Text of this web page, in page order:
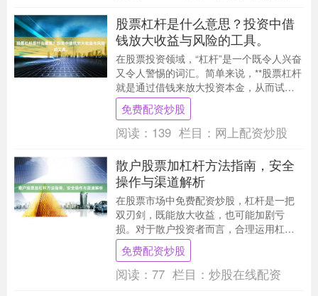
股票杠杆是什么意思？投资中借
钱放大收益与风险的工具。
在股票投资领域，“杠杆”是一个既令人兴奋
又令人警惕的词汇。简单来说，**股票杠杆
就是通过借钱来放大投资本金，从而试图
获取更高收益的工具**。它如同一把双刃
剑，既....
免费配资炒股
阅读： 139 栏目： 网上配资炒股
散户股票加杠杆方法指南，安全
操作与渠道解析
在股票市场中免费配资炒股，杠杆是一把
双刃剑，既能放大收益，也可能加剧亏
损。对于散户投资者而言，合理运用杠杆
工具可以提升资金效率，但必须建立在充
分了解和严格控制风....
免费配资炒股
阅读： 77 栏目： 炒股在线配资